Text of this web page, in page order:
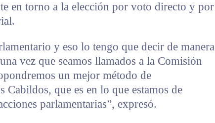
en torno a la elección por voto directo y por
y eso lo tengo que decir de manera
vez que seamos llamados a la Comisión
un mejor método de
Cabildos, que es en lo que estamos de
parlamentarias”, expresó.